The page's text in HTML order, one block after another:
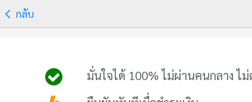
กลับ
มั่นใจได้ 100% ไม่ผ่านคนกลาง ไ